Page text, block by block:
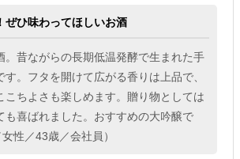
ぜひ味わってほしいお酒
。昔ながらの長期低温発酵で生まれた手
。フタを開けて広がる香りは上品で、
こちよさも楽しめます。贈り物としては
も喜ばれました。おすすめの大吟醸で
性／43歳／会社員）